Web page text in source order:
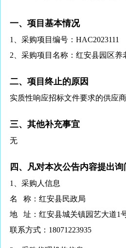
一、项目基本情况
1 、采购项目编号： HAC2023111
2 、采购项目名称：红安县园区
二、项目终止的原因
实质性响应招标文件要求的供应
三、其他补充事宜
无
四、凡对本次公告内容提出
1
、采购人信息
名
称：红安县民政局
地
址：红安县城关镇园艺大道1
联系方式： 18071223935